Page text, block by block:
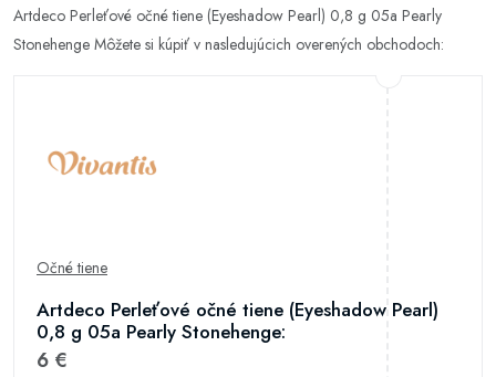
Artdeco Perleťové očné tiene (Eyeshadow Pearl) 0,8 g 05a Pearly
Stonehenge Môžete si kúpiť v nasledujúcich overených obchodoch:
Očné tiene
Artdeco Perleťové očné tiene (Eyeshadow Pearl)
0,8 g 05a Pearly Stonehenge:
6 €